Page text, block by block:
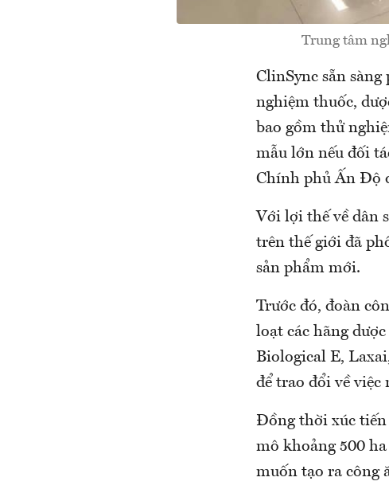
Trung tâm
ClinSync sẵn
nghiệm thuốc,
bao gồm thử
mẫu lớn nếu đối
Chính phủ Ấn Độ
Với lợi thế về dân
trên thế giới đã
sản phẩm mới.
Trước đó, đoàn
loạt các hãng
Biological E,
để trao đổi về việc
Đồng thời xúc tiến
mô khoảng 500
muốn tạo ra công